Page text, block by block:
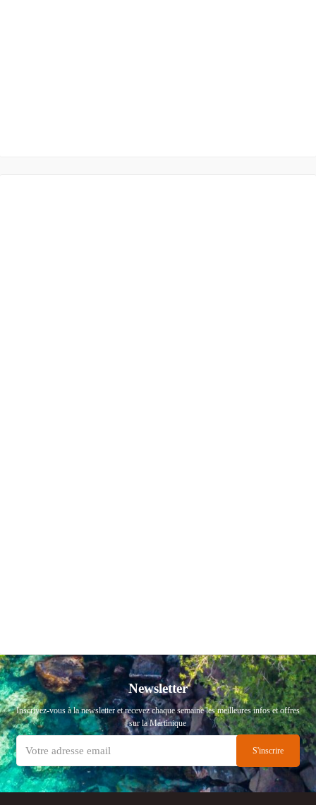
Newsletter
Inscrivez-vous à la newsletter et recevez chaque semaine les meilleures infos et offres
sur la Martinique